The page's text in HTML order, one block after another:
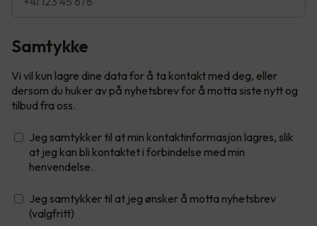
Samtykke
Vi vil kun lagre dine data for å ta kontakt med deg, eller
dersom du huker av på nyhetsbrev for å motta siste nytt og
tilbud fra oss.
Jeg samtykker til at min kontaktinformasjon lagres, slik
at jeg kan bli kontaktet i forbindelse med min
henvendelse.
Jeg samtykker til at jeg ønsker å motta nyhetsbrev
(valgfritt)